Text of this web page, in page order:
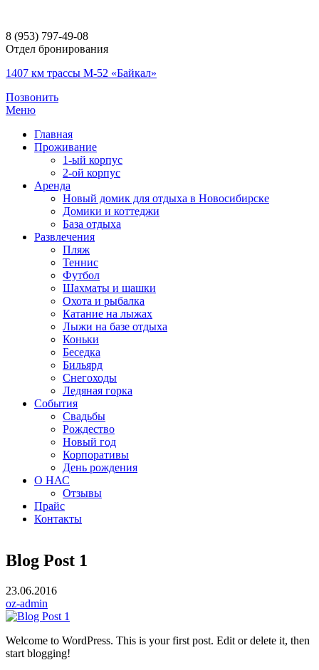
8 (953) 797-49-08
Отдел бронирования
1407 км трассы М-52 «Байкал»
Позвонить
Меню
Главная
Проживание
1-ый корпус
2-ой корпус
Аренда
Новый домик для отдыха в Новосибирске
Домики и коттеджи
База отдыха
Развлечения
Пляж
Теннис
Футбол
Шахматы и шашки
Охота и рыбалка
Катание на лыжах
Лыжи на базе отдыха
Коньки
Беседка
Бильярд
Снегоходы
Ледяная горка
События
Свадьбы
Рождество
Новый год
Корпоративы
День рождения
О НАС
Отзывы
Прайс
Контакты
Blog Post 1
23.06.2016
oz-admin
Welcome to WordPress. This is your first post. Edit or delete it, then
start blogging!